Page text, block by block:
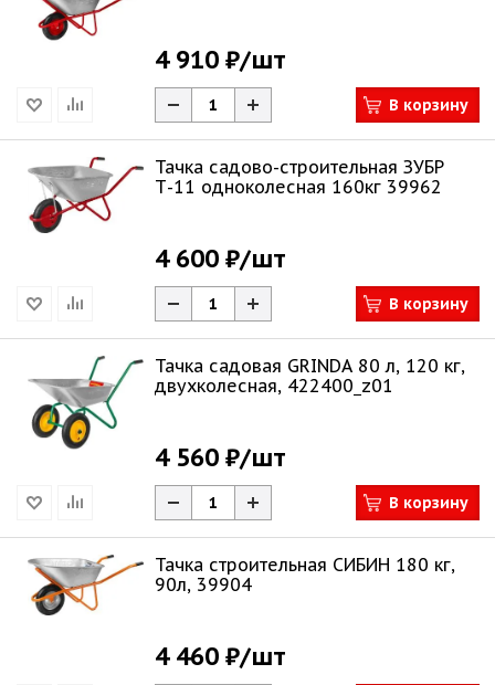
4 910 ₽/шт
В корзину
Тачка садово-строительная ЗУБР
Т-11 одноколесная 160кг 39962
4 600 ₽/шт
В корзину
Тачка садовая GRINDA 80 л, 120 кг,
двухколесная, 422400_z01
4 560 ₽/шт
В корзину
Тачка строительная СИБИН 180 кг,
90л, 39904
4 460 ₽/шт